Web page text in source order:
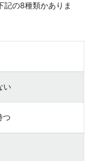
記の8種類かありま
い
つ